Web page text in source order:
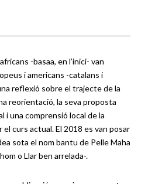
-basaa, en l’inici- van
i americans -catalans i
reflexió sobre el trajecte de la
reorientació, la seva proposta
i una comprensió local de la
curs actual. El 2018 es van posar
sota el nom bantu de Pelle Maha
o Llar ben arrelada-.